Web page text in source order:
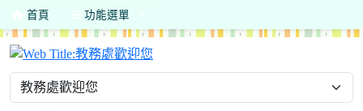
首頁 功能選單